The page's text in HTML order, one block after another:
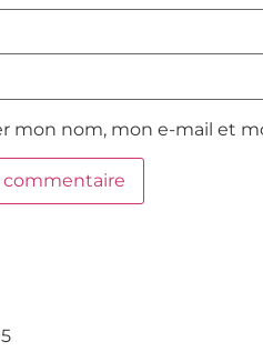
mon nom, mon e-mail et